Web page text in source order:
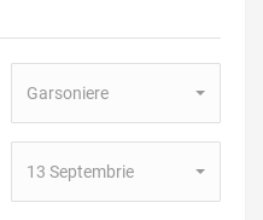
Proprietate:
Garsoniere
13 Septembrie